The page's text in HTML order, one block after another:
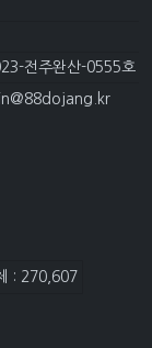
전주완산-0555호
: 270,607